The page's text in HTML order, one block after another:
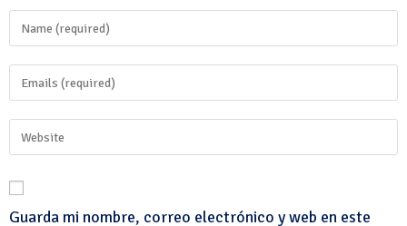
Guarda mi nombre, correo electrónico y web en este